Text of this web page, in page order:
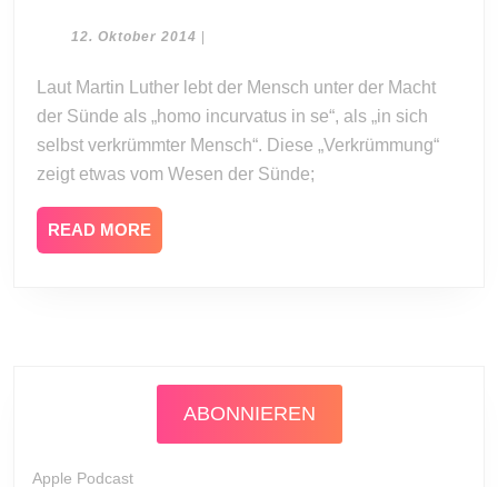
lebst
du?
12. Oktober 2014 12.
|
der Sünde als „homo incurvatus in se“, als „in sich
selbst verkrümmter Mensch“. Diese „Verkrümmung“
zeigt etwas vom Wesen der Sünde;
READ MORE
MORE
ABONNIEREN
Apple Podcast